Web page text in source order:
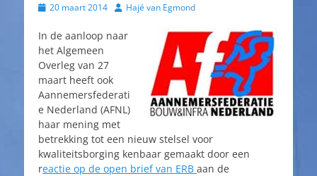
Geplaatst
20 maart 2014 AuteurHajé van Egmond
In de aanloop naar
het Algemeen
Overleg van 27
maart heeft ook
Aannemersfederati
e Nederland (AFNL)
haar mening met
betrekking tot een nieuw stelsel voor
kwaliteitsborging kenbaar gemaakt door een
reactie op de open brief van ERB aan de